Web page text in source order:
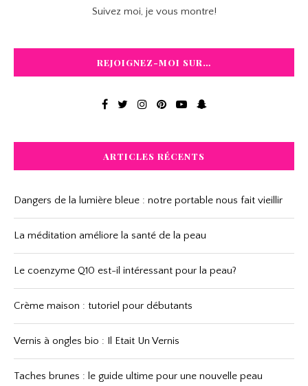
Suivez moi, je vous montre!
REJOIGNEZ-MOI SUR…
ARTICLES RÉCENTS
Dangers de la lumière bleue : notre portable nous fait vieillir
La méditation améliore la santé de la peau
Le coenzyme Q10 est-il intéressant pour la peau?
Crème maison : tutoriel pour débutants
Vernis à ongles bio : Il Etait Un Vernis
Taches brunes : le guide ultime pour une nouvelle peau